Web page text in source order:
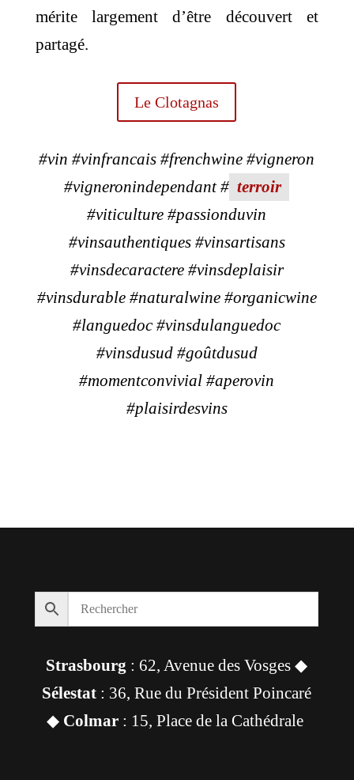
mérite largement d’être découvert et
partagé.
Le Clotagnas
#vin #vinfrancais #frenchwine #vigneron
#vigneronindependant # terroir
#viticulture #passionduvin
#vinsauthentiques #vinsartisans
#vinsdecaractere #vinsdeplaisir
#vinsdurable #naturalwine #organicwine
#languedoc #vinsdulanguedoc
#vinsdusud #goûtdusud
#momentconvivial #aperovin
#plaisirdesvins
Strasbourg : 62, Avenue des Vosges ◆
Sélestat : 36, Rue du Président Poincaré
◆ Colmar: 15, Place de la Cathédrale